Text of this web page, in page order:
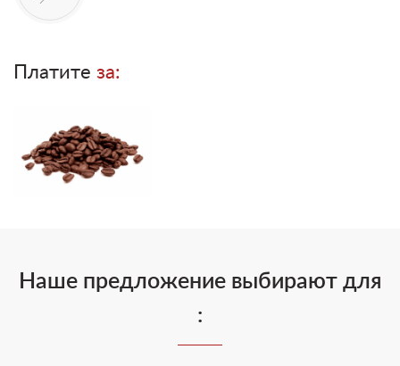
Платите за:
Наше предложение выбирают для
: